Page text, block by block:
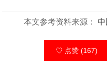
本文参考资料来源： 中
♡ 点赞 (167)